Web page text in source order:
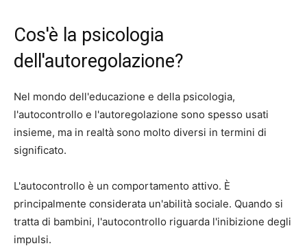
Cos'è la psicologia
dell'autoregolazione?
Nel mondo dell'educazione e della psicologia,
l'autocontrollo e l'autoregolazione sono spesso usati
insieme, ma in realtà sono molto diversi in termini di
significato.
L'autocontrollo è un comportamento attivo. È
principalmente considerata un'abilità sociale. Quando si
tratta di bambini, l'autocontrollo riguarda l'inibizione degli
impulsi.